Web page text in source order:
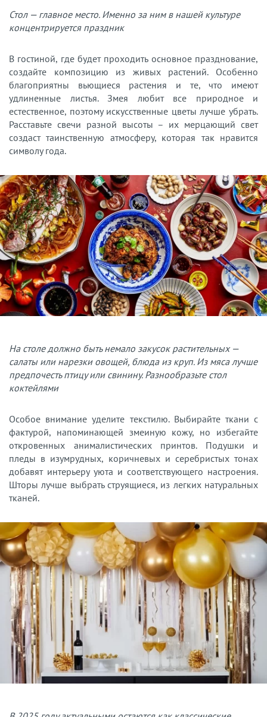
Стол — главное место. Именно за ним в нашей культуре
концентрируется праздник
В гостиной, где будет проходить основное празднование,
создайте композицию из живых растений. Особенно
благоприятны вьющиеся растения и те, что имеют
удлиненные листья. Змея любит все природное и
естественное, поэтому искусственные цветы лучше убрать.
Расставьте свечи разной высоты – их мерцающий свет
создаст таинственную атмосферу, которая так нравится
символу года.
На столе должно быть немало закусок растительных —
салаты или нарезки овощей, блюда из круп. Из мяса лучше
предпочесть птицу или свинину. Разнообразьте стол
коктейлями
Особое внимание уделите текстилю. Выбирайте ткани с
фактурой, напоминающей змеиную кожу, но избегайте
откровенных анималистических принтов. Подушки и
пледы в изумрудных, коричневых и серебристых тонах
добавят интерьеру уюта и соответствующего настроения.
Шторы лучше выбрать струящиеся, из легких натуральных
тканей.